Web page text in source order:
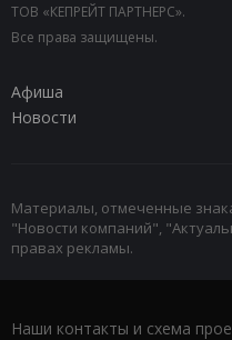
ТОВ «КЕПРЕЙТ ПАРТНЕРС».
Все права защищены.
Афиша
Новости
Материалы, отмеченные
"Новости компаний",
правах рекламы.
Наши контакты и схема